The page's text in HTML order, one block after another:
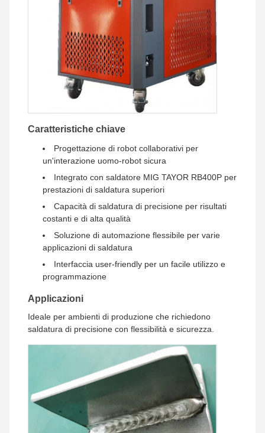
Caratteristiche chiave
Progettazione di robot collaborativi per
un'interazione uomo-robot sicura
Integrato con saldatore MIG TAYOR RB400P per
prestazioni di saldatura superiori
Capacità di saldatura di precisione per risultati
costanti e di alta qualità
Soluzione di automazione flessibile per varie
applicazioni di saldatura
Interfaccia user-friendly per un facile utilizzo e
programmazione
Applicazioni
Ideale per ambienti di produzione che richiedono
saldatura di precisione con flessibilità e sicurezza.